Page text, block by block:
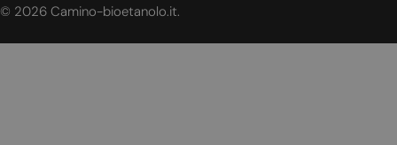
© 2026 Camino-bioetanolo.it.